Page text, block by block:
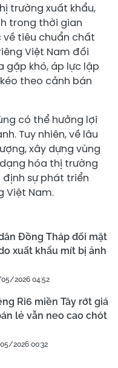
trường xuất khẩu,
trong thời gian
tiêu chuẩn chất
Việt Nam đối
gặp khó, áp lực lập
theo cảnh bán
có thể hưởng lợi
Tuy nhiên, về lâu
xây dựng vùng
hóa thị trường
sự phát triển
Việt Nam.
Đồng Tháp đối mặt
xuất khẩu mít bị ảnh
2026 04:52
Ri6 miền Tây rớt giá
lẻ vẫn neo cao chót
2026 00:32